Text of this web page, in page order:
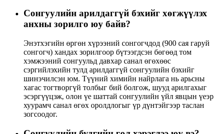
Сонгуулийн арилдаггүй бэхийг хөгжүүлэх
анхны зорилго юу байв?
Энэтхэгийн өргөн хүрээний сонгогчдод (900 сая гаруй
сонгогч) хандах зорилгоор бүтээгдсэн бөгөөд том
хэмжээний сонгуульд давхар санал өгөхөөс
сэргийлэхийн тулд арилдаггүй сонгуулийн бэхийг
шинэчилсэн юм. Түүний химийн найрлага нь арьсны
хагас тогтворгүй толбыг бий болгож, шууд арилгахыг
эсэргүүцэж, олон үе шаттай сонгуулийн үйл явцын үеэр
хуурамч санал өгөх оролдлогыг үр дүнтэйгээр таслан
зогсоодог.